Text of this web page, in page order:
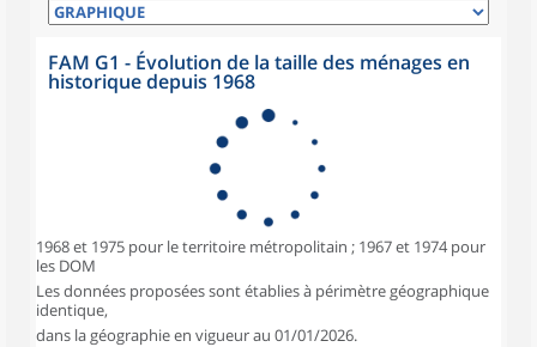
FAM G1 - Évolution de la taille des ménages en
historique depuis 1968
1968 et 1975 pour le territoire métropolitain ; 1967 et 1974 pour
les DOM
Les données proposées sont établies à périmètre géographique
identique,
dans la géographie en vigueur au 01/01/2026.